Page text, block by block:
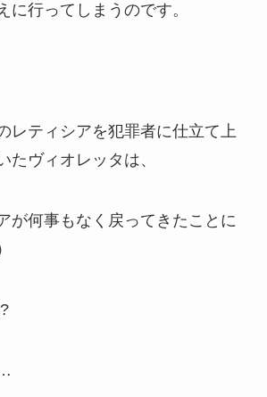
に行ってしまうのです。
レティシアを犯罪者に仕立て上
たヴィオレッタは、
が何事もなく戻ってきたことに